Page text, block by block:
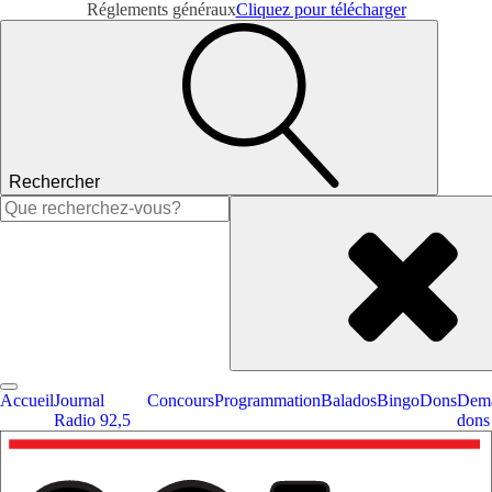
Réglements générauxCliquez pour télécharger
Rechercher
Rechercher :
AccueilJournal
Radio 92,5
ConcoursProgrammationBaladosBingoDons
dons